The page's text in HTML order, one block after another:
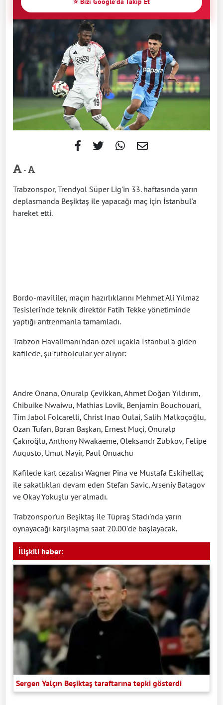
-
Trabzonspor, Trendyol Süper Lig'in 33. haftasında yarın
deplasmanda Beşiktaş ile yapacağı maç için İstanbul'a
hareket etti.
Bordo-mavililer, maçın hazırlıklarını Mehmet Ali Yılmaz
Tesisleri'nde teknik direktör Fatih Tekke yönetiminde
yaptığı antrenmanla tamamladı.
Trabzon Havalimanı'ndan özel uçakla İstanbul'a giden
kafilede, şu futbolcular yer alıyor:
Andre Onana, Onuralp Çevikkan, Ahmet Doğan Yıldırım,
Chibuike Nwaiwu, Mathias Lovik, Benjamin Bouchouari,
Tim Jabol Folcarelli, Christ Inao Oulai, Salih Malkoçoğlu,
Ozan Tufan, Boran Başkan, Ernest Muçi, Onuralp
Çakıroğlu, Anthony Nwakaeme, Oleksandr Zubkov, Felipe
Augusto, Umut Nayir, Paul Onuachu
Kafilede kart cezalısı Wagner Pina ve Mustafa Eskihellaç
ile sakatlıkları devam eden Stefan Savic, Arseniy Batagov
ve Okay Yokuşlu yer almadı.
Trabzonspor'un Beşiktaş ile Tüpraş Stadı'nda yarın
oynayacağı karşılaşma saat 20.00'de başlayacak.
İlişkili haber:
Sergen Yalçın Beşiktaş taraftarına tepki gösterdi